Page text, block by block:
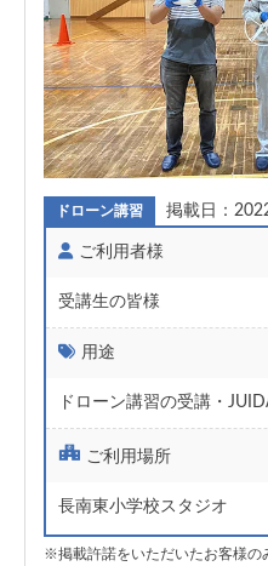
ドローン講習 掲載日：
ご利用者様
受講生の皆様
用途
ドローン講習の受講
ご利用場所
長南東小学校スタジオ
掲載許諾をいただいたお客様の